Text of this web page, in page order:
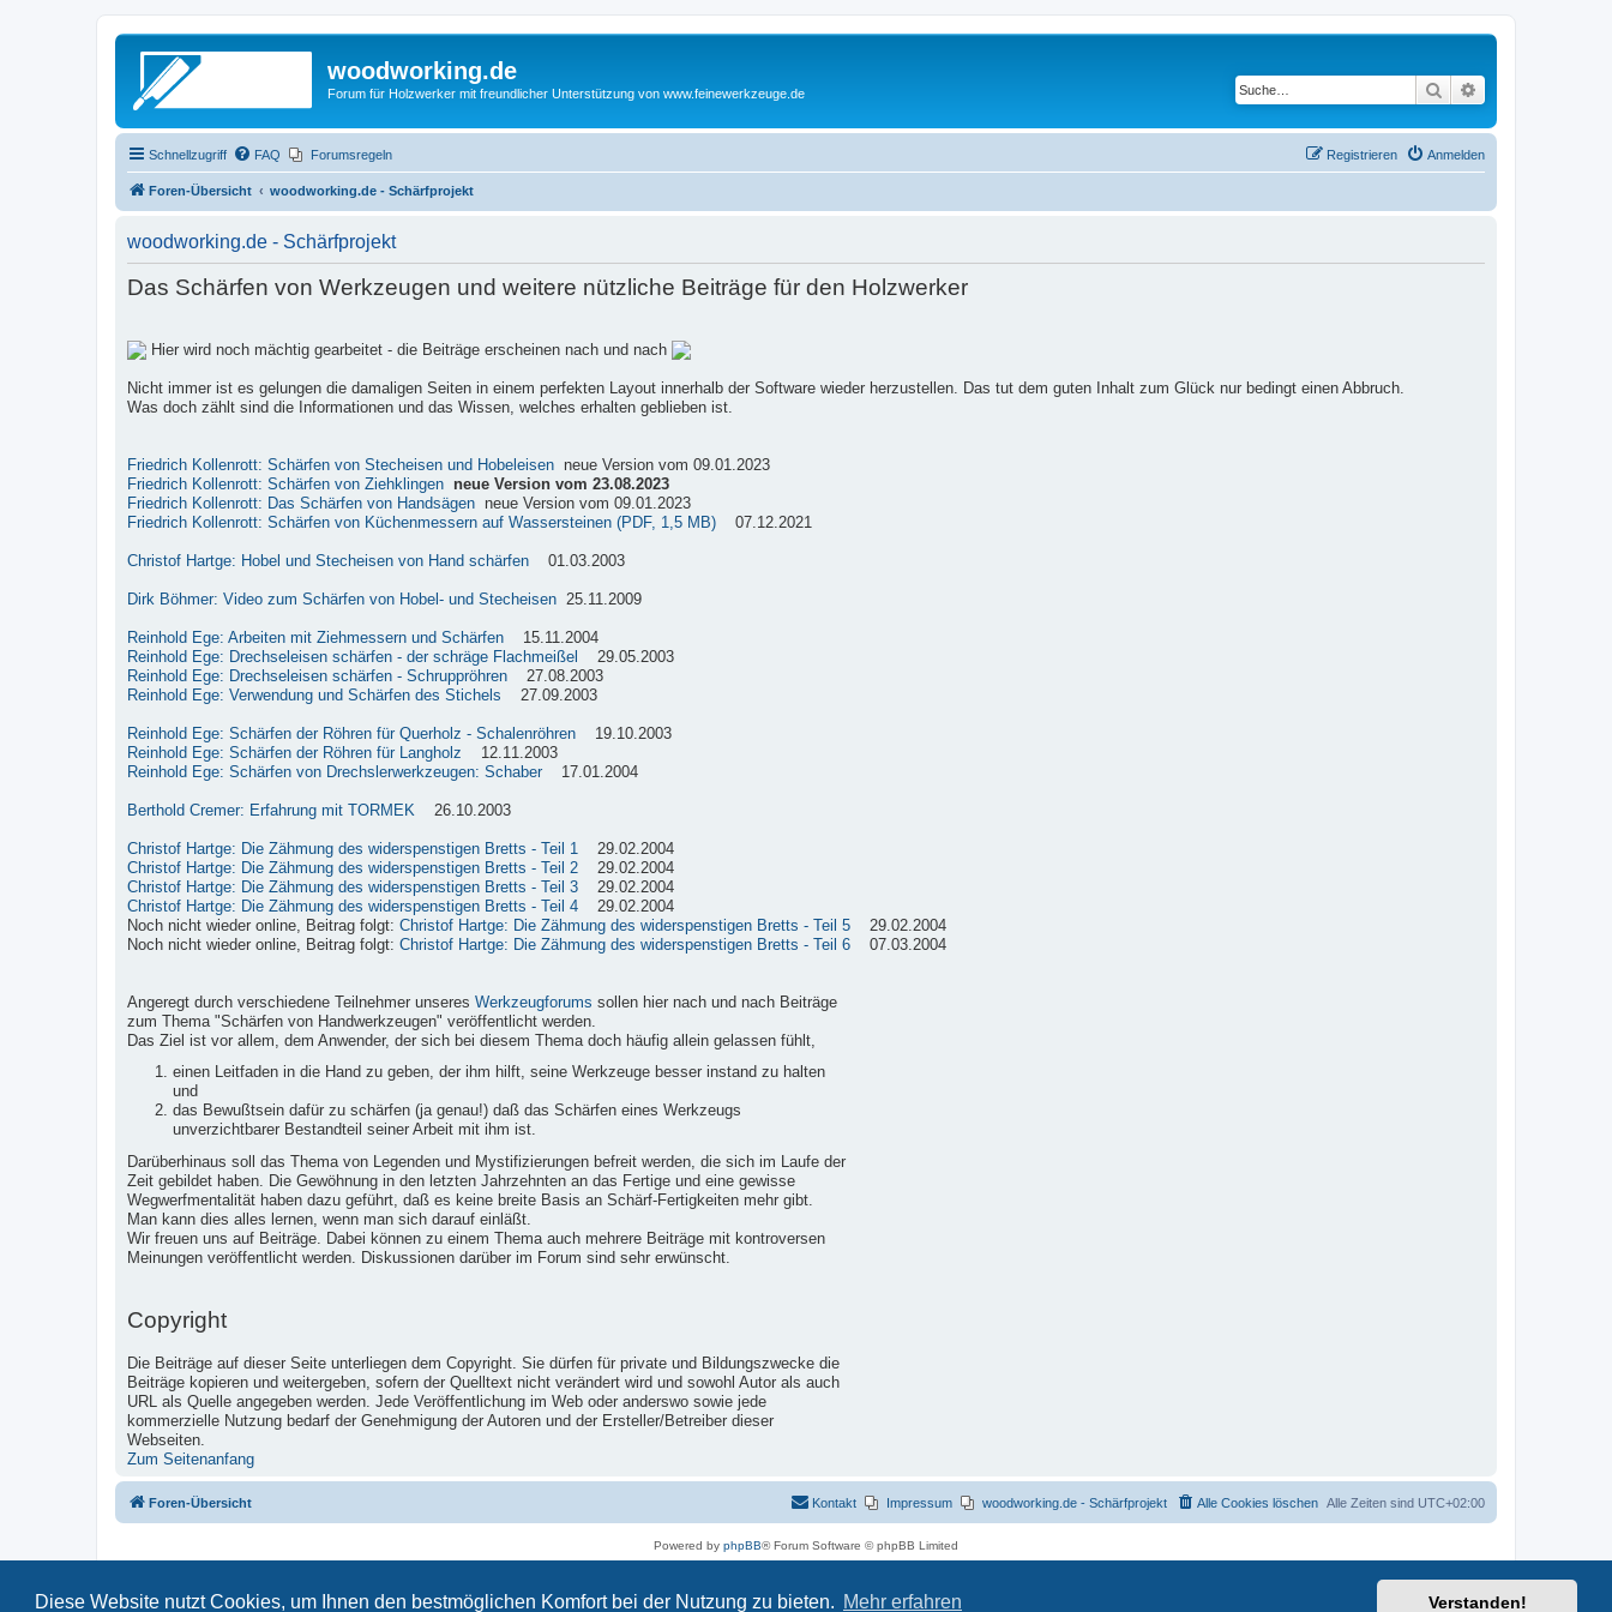
Diese Website nutzt Cookies, um Ihnen den bestmöglichen Komfort bei der Nutzung zu bieten. Mehr erfahren Verstanden!
woodworking.de
Forum für Holzwerker mit freundlicher Unterstützung von www.feinewerkzeuge.de Suche
Schnellzugriff FAQ Forumsregeln Anmelden
Registrieren
Foren-Übersicht woodworking.de - Schärfprojekt
woodworking.de - Schärfprojekt
Das Schärfen von Werkzeugen und weitere nützliche Beiträge für den Holzwerker
Hier wird noch mächtig gearbeitet - die Beiträge erscheinen nach und nach
Nicht immer ist es gelungen die damaligen Seiten in einem perfekten Layout innerhalb der Software wieder herzustellen. Das tut dem guten Inhalt zum Glück nur bedingt einen Abbruch.
Was doch zählt sind die Informationen und das Wissen, welches erhalten geblieben ist.
Friedrich Kollenrott: Schärfen von Stecheisen und Hobeleisen neue Version vom 09.01.2023
Friedrich Kollenrott: Schärfen von Ziehklingen
neue Version vom 23.08.2023
Friedrich Kollenrott: Das Schärfen von Handsägen neue Version vom 09.01.2023
Friedrich Kollenrott: Schärfen von Küchenmessern auf Wassersteinen (PDF, 1,5 MB) 07.12.2021
Christof Hartge: Hobel und Stecheisen von Hand schärfen 01.03.2003
Dirk Böhmer: Video zum Schärfen von Hobel- und Stecheisen 25.11.2009
Reinhold Ege: Arbeiten mit Ziehmessern und Schärfen 15.11.2004
Reinhold Ege: Drechseleisen schärfen - der schräge Flachmeißel
29.05.2003
Reinhold Ege: Drechseleisen schärfen - Schruppröhren 27.08.2003
Reinhold Ege: Verwendung und Schärfen des Stichels 27.09.2003
Reinhold Ege: Schärfen der Röhren für Querholz - Schalenröhren 19.10.2003
Reinhold Ege: Schärfen der Röhren für Langholz 12.11.2003
Reinhold Ege: Schärfen von Drechslerwerkzeugen: Schaber 17.01.2004
Berthold Cremer: Erfahrung mit TORMEK 26.10.2003
Christof Hartge: Die Zähmung des widerspenstigen Bretts - Teil 1 29.02.2004
Christof Hartge: Die Zähmung des widerspenstigen Bretts - Teil 2 29.02.2004
Christof Hartge: Die Zähmung des widerspenstigen Bretts - Teil 3 29.02.2004
Christof Hartge: Die Zähmung des widerspenstigen Bretts - Teil 4 29.02.2004
Noch nicht wieder online, Beitrag folgt: Christof Hartge: Die Zähmung des widerspenstigen Bretts - Teil 5 29.02.2004
Noch nicht wieder online, Beitrag folgt: Christof Hartge: Die Zähmung des widerspenstigen Bretts - Teil 6 07.03.2004
Angeregt durch verschiedene Teilnehmer unseres Werkzeugforums sollen hier nach und nach Beiträge
zum Thema "Schärfen von Handwerkzeugen" veröffentlicht werden.
Das Ziel ist vor allem, dem Anwender, der sich bei diesem Thema doch häufig allein gelassen fühlt,
einen Leitfaden in die Hand zu geben, der ihm hilft, seine Werkzeuge besser instand zu halten
und
das Bewußtsein dafür zu schärfen (ja genau!) daß das Schärfen eines Werkzeugs
unverzichtbarer Bestandteil seiner Arbeit mit ihm ist.
Darüberhinaus soll das Thema von Legenden und Mystifizierungen befreit werden, die sich im Laufe der
Zeit gebildet haben. Die Gewöhnung in den letzten Jahrzehnten an das Fertige und eine gewisse
Wegwerfmentalität haben dazu geführt, daß es keine breite Basis an Schärf-Fertigkeiten mehr gibt.
Man kann dies alles lernen, wenn man sich darauf einläßt.
Wir freuen uns auf Beiträge. Dabei können zu einem Thema auch mehrere Beiträge mit kontroversen
Meinungen veröffentlicht werden. Diskussionen darüber im Forum sind sehr erwünscht.
Copyright
Die Beiträge auf dieser Seite unterliegen dem Copyright. Sie dürfen für private und Bildungszwecke die
Beiträge kopieren und weitergeben, sofern der Quelltext nicht verändert wird und sowohl Autor als auch
URL als Quelle angegeben werden. Jede Veröffentlichung im Web oder anderswo sowie jede
kommerzielle Nutzung bedarf der Genehmigung der Autoren und der Ersteller/Betreiber dieser
Webseiten.
Zum Seitenanfang
Foren-Übersicht Alle Zeiten sind UTC+02:00
Alle Cookies löschen
woodworking.de - Schärfprojekt
Impressum
Kontakt
Powered by phpBB® Forum Software © phpBB Limited